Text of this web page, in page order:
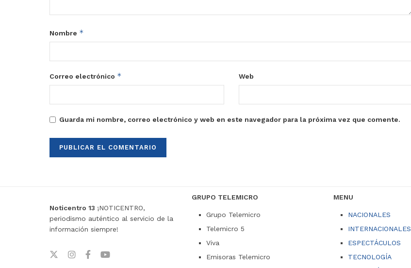
Nombre *
Correo electrónico * Web
Guarda mi nombre, correo electrónico y web en este navegador para la próxima vez que comente.
Noticentro 13 ¡NOTICENTRO,
periodismo auténtico al servicio de la
información siempre!
GRUPO TELEMICRO
Grupo Telemicro
Telemicro 5
Viva
Emisoras Telemicro
MENU
NACIONALES
INTERNACIONALES
ESPECTÁCULOS
TECNOLOGÍA